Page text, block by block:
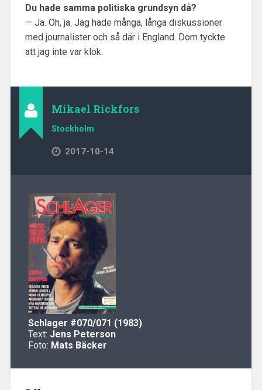
Du hade samma politiska grundsyn då?
— Ja. Oh, ja. Jag hade många, långa diskussioner
med journalister och så där i England. Dom tyckte
att jag inte var klok.
Mikael Rickfors
Stockholm
2017-10-14
Schlager #070/071 (1983)
Text: Jens Peterson
Foto: Mats Bäcker